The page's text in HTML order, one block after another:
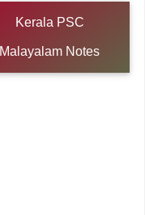
Kerala PSC
Malayalam Notes